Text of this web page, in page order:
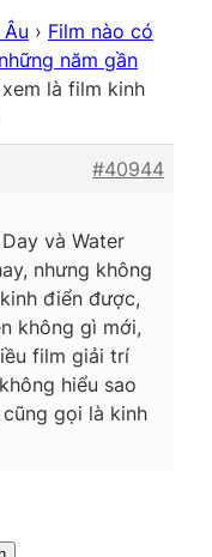
› Film nào có
năm gần
là film kinh
#40944
và Water
nhưng không
điển được,
không gì mới,
film giải trí
hiểu sao
gọi là kinh